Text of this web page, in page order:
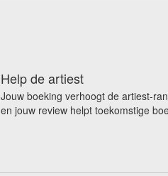
Help de artiest
Jouw boeking verhoogt de artiest-
en jouw review helpt toekomstige